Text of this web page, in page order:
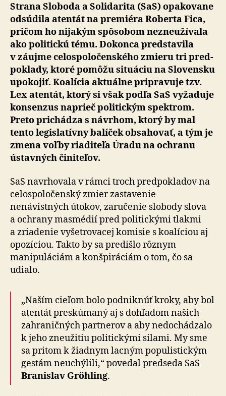
Strana Sloboda a Solidarita (SaS) opakovane
odsúdila atentát na pre­miéra Roberta Fica,
pričom ho nijakým spôsobom ne­zne­u­ží­va­la
ako politickú tému. Dokonca predstavila
v záujme celo­spo­lo­čen­ského zmieru tri pred­
po­klady, ktoré pomôžu situáciu na Slovensku
upokojiť. Koalícia aktuálne pripravuje tzv.
Lex atentát, ktorý si však podľa SaS vyžaduje
konsenzus naprieč politickým spektrom.
Preto prichádza s návrhom, ktorý by mal
tento legislatívny balíček obsahovať, a tým je
zmena voľby riaditeľa Úradu na ochranu
ústavných činiteľov.
SaS navrhovala v rámci troch predpokladov na
ce­lo­spo­lo­čen­ský zmier zastavenie
nenávistných útokov, zaručenie slobody slova
a ochrany masmédií pred politickými tlakmi
a zriadenie vyšetrovacej komisie s ko­a­lí­ciou aj
opozíciou. Takto by sa predišlo rôznym
manipuláciám a konšpi­rá­ciám o tom, čo sa
udialo.
„Naším cieľom bolo podniknúť kroky, aby bol
atentát preskúmaný aj s dohľadom našich
zahraničných partnerov a aby ne­do­chá­dza­lo
k jeho zneužitiu politickými silami. My sme
sa pritom k žiadnym lacným populistickým
gestám neuchýlili,“ povedal predseda SaS
Branislav Gröhling.